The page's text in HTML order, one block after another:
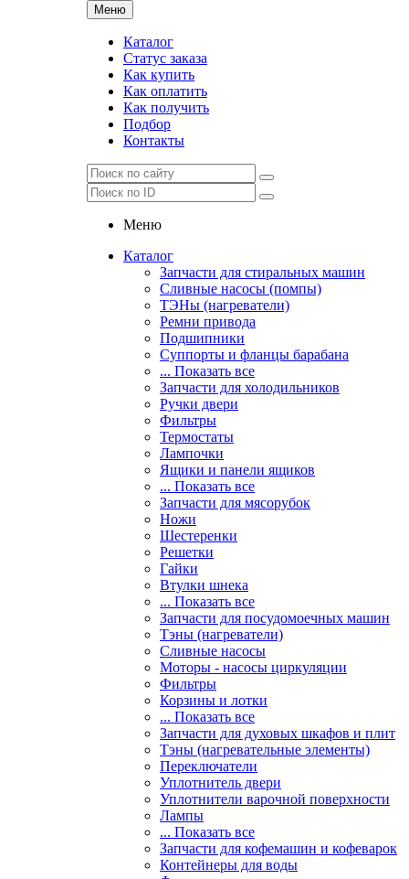
Меню
Каталог
Статус заказа
Как купить
Как оплатить
Как получить
Подбор
Контакты
Меню
Каталог
Запчасти для стиральных машин
Сливные насосы (помпы)
ТЭНы (нагреватели)
Ремни привода
Подшипники
Суппорты и фланцы барабана
... Показать все
Запчасти для холодильников
Ручки двери
Фильтры
Термостаты
Лампочки
Ящики и панели ящиков
... Показать все
Запчасти для мясорубок
Ножи
Шестеренки
Решетки
Гайки
Втулки шнека
... Показать все
Запчасти для посудомоечных машин
Тэны (нагреватели)
Сливные насосы
Моторы - насосы циркуляции
Фильтры
Корзины и лотки
... Показать все
Запчасти для духовых шкафов и плит
Тэны (нагревательные элементы)
Переключатели
Уплотнитель двери
Уплотнители варочной поверхности
Лампы
... Показать все
Запчасти для кофемашин и кофеварок
Контейнеры для воды